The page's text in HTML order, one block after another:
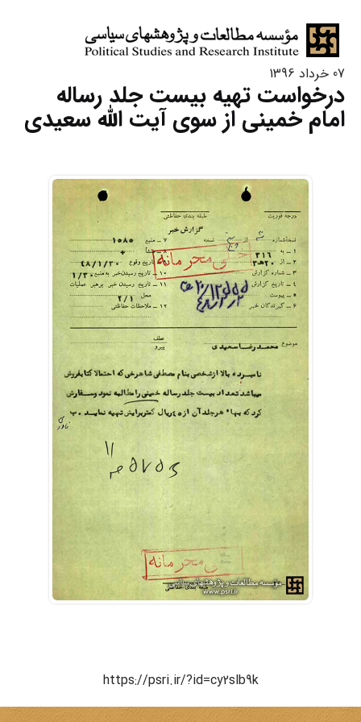
07 خرداد 1396
درخواست تهیه بیست جلد رساله
امام خمینی از سوی آیت الله سعیدی
https://psri.ir/?id=cy2slb9k